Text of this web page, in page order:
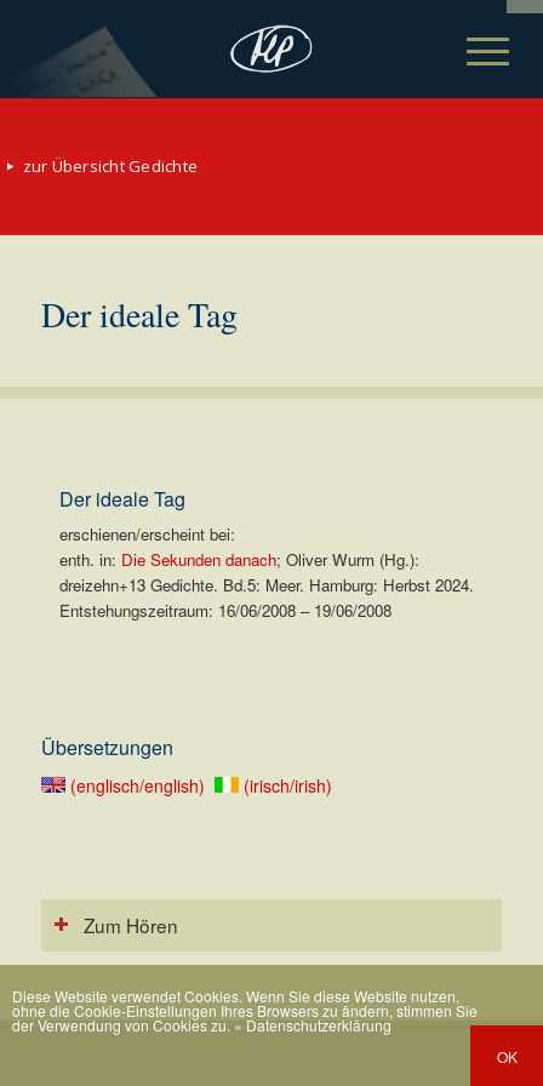
zur Übersicht Gedichte
Der ideale Tag
Der ideale Tag
erschienen/erscheint bei:
enth. in: Die Sekunden danach; Oliver Wurm (Hg.):
dreizehn+13 Gedichte. Bd.5: Meer. Hamburg: Herbst 2024.
Entstehungszeitraum: 16/06/2008 – 19/06/2008
Übersetzungen
(englisch/english) (irisch/irish)
Zum Hören
Diese Website verwendet Cookies. Wenn Sie diese Website nutzen,
ohne die Cookie-Einstellungen Ihres Browsers zu ändern, stimmen Sie
der Verwendung von Cookies zu. » Datenschutzerklärung
OK